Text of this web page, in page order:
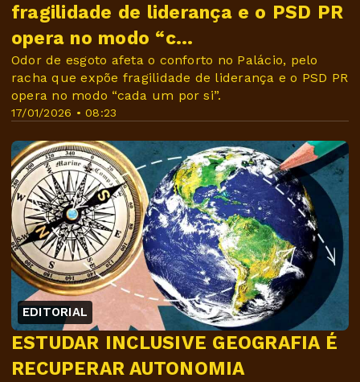
17/01/2026 • 08:23
fragilidade de liderança e o PSD PR
opera no modo “c...
Odor de esgoto afeta o conforto no Palácio, pelo
racha que expõe fragilidade de liderança e o PSD PR
opera no modo “cada um por si”.
EDITORIAL
ESTUDAR INCLUSIVE GEOGRAFIA É
RECUPERAR AUTONOMIA